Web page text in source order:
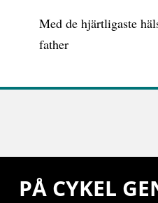
Med de hjärtligaste
father
PÅ CYKEL